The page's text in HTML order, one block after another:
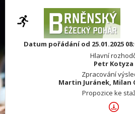
Datum pořádání od 25.01.2025
Hlavní
Petr Kotyza
Zpracování
Martin Juránek, Milan
Propozice ke